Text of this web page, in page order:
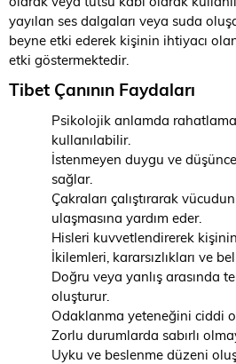
yayılan ses dalgaları veya suda
beyne etki ederek kişinin ihtiyacı
etki göstermektedir.
Tibet Çanının Faydaları
Psikolojik anlamda
kullanılabilir.
İstenmeyen duygu ve
sağlar.
Çakraları çalıştırarak
ulaşmasına yardım eder.
Hisleri kuvvetlendirerek
İkilemleri, kararsızlıkları ve
Doğru veya yanlış arasında
oluşturur.
Odaklanma yeteneğini ciddi
Zorlu durumlarda sabırlı
Uyku ve beslenme düzeni